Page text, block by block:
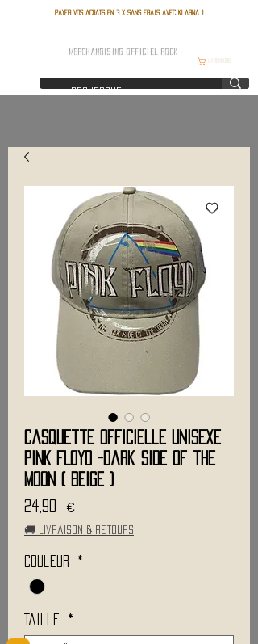
Payer vos achats en 3 x sans frais avec Klarna !
Warenkorb
MERCHANDISING OFFICIEL ROCK
Casquette Officielle Unisexe
PINK FLOYD -Dark Side of the
Moon ( Beige )
24,90 €
🚚 Livraison & retours
Couleur *
Taille *